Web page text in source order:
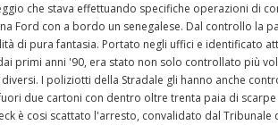
che stava effettuando specifiche operazioni di
Ford con a bordo un senegalese. Dal controllo la
di pura fantasia. Portato negli uffici e identificato
primi anni '90, era stato non solo controllato più
I poliziotti della Stradale gli hanno anche
due cartoni con dentro oltre trenta paia di
è cosi scattato l'arresto, convalidato dal Tribunale